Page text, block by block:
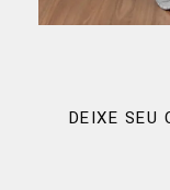
DEIXE SEU